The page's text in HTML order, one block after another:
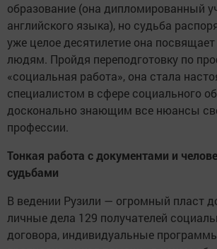
образование (она дипломированный
английского языка), но судьба
уже целое десятилетие она
людям. Пройдя переподготовку по
«социальная работа», она стала
специалистом в сфере социального
досконально знающим все нюансы
профессии.
Тонкая работа с документами и
судьбами
В ведении Рузили — огромный пласт
личные дела 129 получателей
договора, индивидуальные